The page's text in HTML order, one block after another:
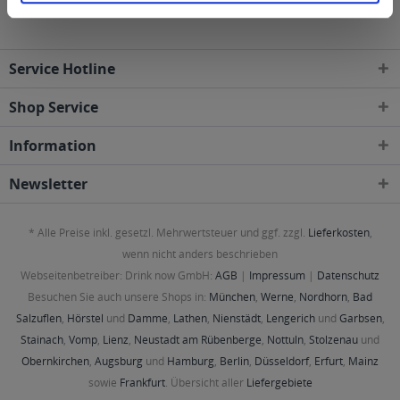
Service Hotline
Shop Service
Information
Newsletter
* Alle Preise inkl. gesetzl. Mehrwertsteuer und ggf. zzgl. Lieferkosten,
wenn nicht anders beschrieben
Webseitenbetreiber: Drink now GmbH: AGB | Impressum | Datenschutz
Besuchen Sie auch unsere Shops in: München, Werne, Nordhorn, Bad
Salzuflen, Hörstel und Damme, Lathen, Nienstädt, Lengerichund Garbsen,
Stainach, Vomp, Lienz, Neustadt am Rübenberge, Nottuln, Stolzenau und
Obernkirchen, Augsburg und Hamburg, Berlin, Düsseldorf, Erfurt, Mainz
sowie Frankfurt. Übersicht aller Liefergebiete